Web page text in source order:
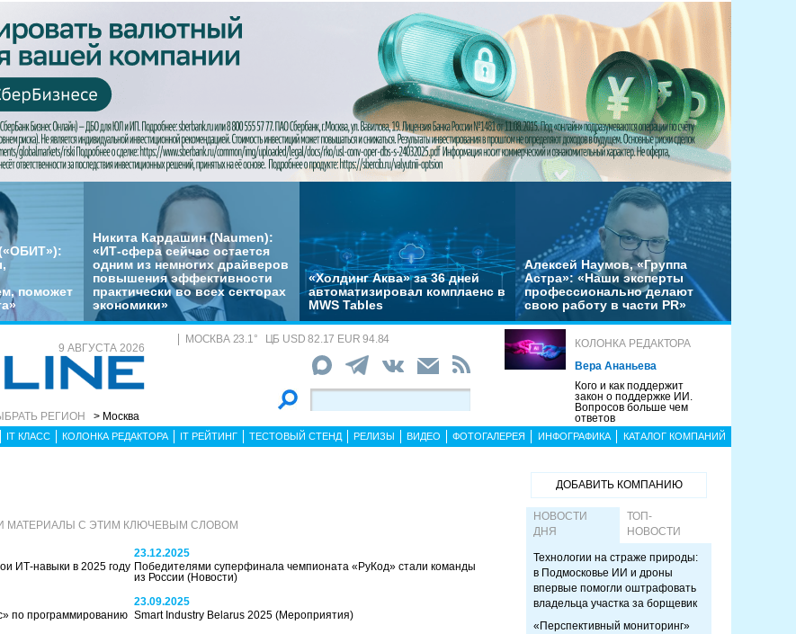
поможет
Никита Кардашин (Naumen):
«ИТ-сфера сейчас остается
одним из немногих драйверов
повышения эффективности
практически во всех секторах
экономики»
«Холдинг Аква» за 36 дней
автоматизировал комплаенс в
MWS Tables
Алексей Наумов, «Группа
Астра»: «Наши эксперты
профессионально делают
свою работу в части PR»
9 АВГУСТА 2026
РЕГИОН > Москва
МОСКВА 23.1° ЦБ USD 82.17 EUR 94.84
КОЛОНКА РЕДАКТОРА
Вера Ананьева
Кого и как поддержит
закон о поддержке ИИ.
Вопросов больше чем
ответов
IT КЛАСС КОЛОНКА РЕДАКТОРА IT РЕЙТИНГ ТЕСТОВЫЙ СТЕНД РЕЛИЗЫ ВИДЕО ФОТОГАЛЕРЕЯ ИНФОГРАФИКА КАТАЛОГ КОМПАНИЙ
МАТЕРИАЛЫ С ЭТИМ КЛЮЧЕВЫМ СЛОВОМ
ИТ-навыки в 2025 году
23.12.2025
Победителями суперфинала чемпионата «РуКод» стали команды
из России (Новости)
по программированию
23.09.2025
Smart Industry Belarus 2025 (Мероприятия)
ДОБАВИТЬ КОМПАНИЮ
НОВОСТИ
ДНЯ
ТОП-
НОВОСТИ
Технологии на страже природы:
в Подмосковье ИИ и дроны
впервые помогли оштрафовать
владельца участка за борщевик
«Перспективный мониторинг»